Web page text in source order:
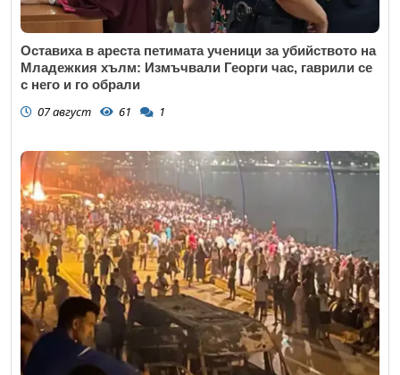
Оставиха в ареста петимата ученици за убийството на
Младежкия хълм: Измъчвали Георги час, гаврили се
с него и го обрали
07 август 61 1